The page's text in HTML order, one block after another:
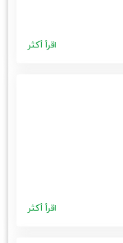
اقرأ أكثر
اقرأ أكثر